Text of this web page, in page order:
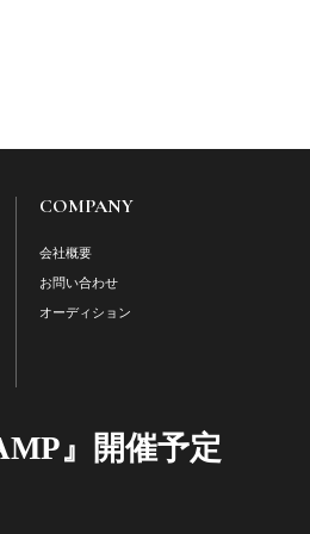
COMPANY
会社概要
お問い合わせ
オーディション
』開催予定